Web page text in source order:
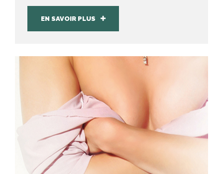
EN SAVOIR PLUS